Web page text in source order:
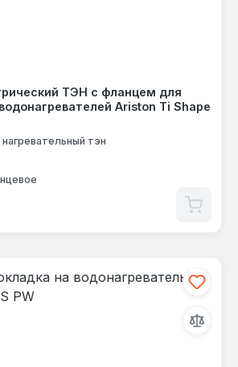
ТЭН с фланцем для
Ariston Ti Shape
нагревательный тэн